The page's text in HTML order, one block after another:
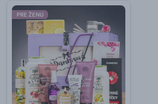
PRE ŽENU